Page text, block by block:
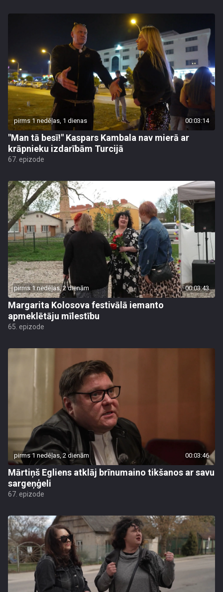
pirms 1 nedēļas, 1 dienas 00:03:14
"Man tā besī!" Kaspars Kambala nav mierā ar
krāpnieku izdarībām Turcijā
67. epizode
pirms 1 nedēļas, 2 dienām 00:03:43
Margarita Kolosova festivālā iemanto
apmeklētāju mīlestību
65. epizode
pirms 1 nedēļas, 2 dienām 00:03:46
Mārtiņš Egliens atklāj brīnumaino tikšanos ar savu
sargeņģeli
67. epizode